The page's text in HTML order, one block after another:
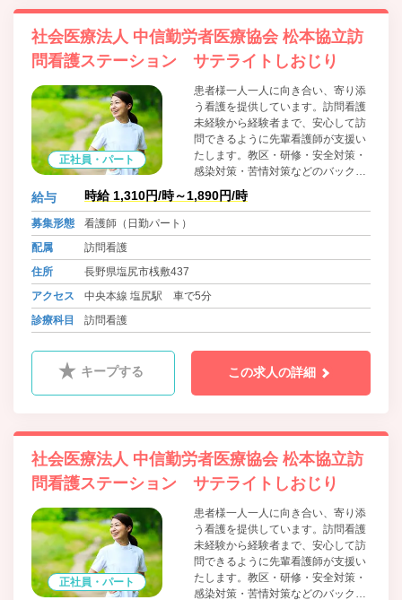
社会医療法人 中信勤労者医療協会 松本協立訪
問看護ステーション サテライトしおじり
正社員・パート
患者様一人一人に向き合い、寄り添
う看護を提供しています。訪問看護
未経験から経験者まで、安心して訪
問できるように先輩看護師が支援い
たします。教区・研修・安全対策・
感染対策・苦情対策などのバックア
ップも充実しています。
給与 時給 1,310円/時～1,890円/時
募集形態
看護師（日勤パート）
配属
訪問看護
住所
長野県塩尻市桟敷437
アクセス
中央本線 塩尻駅 車で5分
診療科目
訪問看護
キープする この求人の詳細
社会医療法人 中信勤労者医療協会 松本協立訪
問看護ステーション サテライトしおじり
正社員・パート
患者様一人一人に向き合い、寄り添
う看護を提供しています。訪問看護
未経験から経験者まで、安心して訪
問できるように先輩看護師が支援い
たします。教区・研修・安全対策・
感染対策・苦情対策などのバックア